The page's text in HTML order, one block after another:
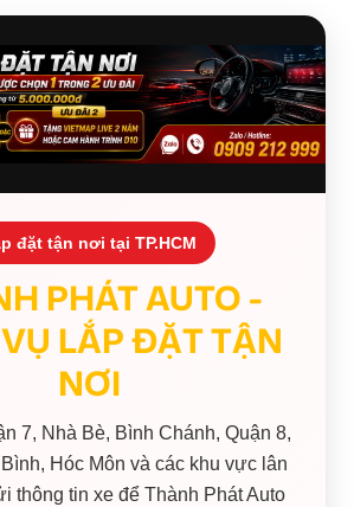
đặt tận nơi tại TP.HCM
PHÁT AUTO -
LẮP ĐẶT TẬN
NƠI
7, Nhà Bè, Bình Chánh, Quận 8,
Hóc Môn và các khu vực lân
thông tin xe để Thành Phát Auto